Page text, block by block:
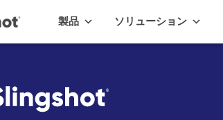
製品 ソリューション